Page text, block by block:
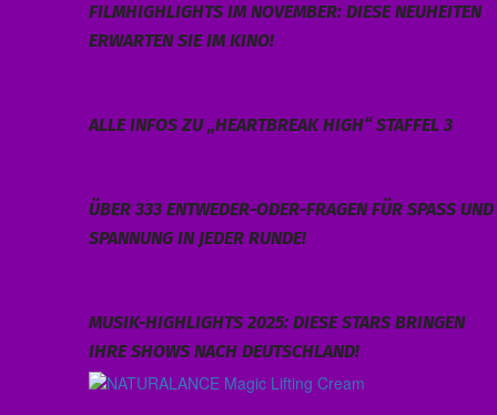
FILMHIGHLIGHTS IM NOVEMBER: DIESE NEUHEITEN
ERWARTEN SIE IM KINO!
ALLE INFOS ZU „HEARTBREAK HIGH“ STAFFEL 3
ÜBER 333 ENTWEDER-ODER-FRAGEN FÜR SPASS UND S
PANNUNG IN JEDER RUNDE!
MUSIK-HIGHLIGHTS 2025: DIESE STARS BRINGEN
IHRE SHOWS NACH DEUTSCHLAND!